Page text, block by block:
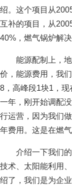
绍。这个项目从
互补的项目，从
40%，燃气锅炉解
能源配制上，
价，能源费用，我
8，高峰段1块1，
一年，刚开始调配
行运营，因为我们
年费用。这是在燃
介绍一下我们
技术、太阳能利用
绍了，我们是为企